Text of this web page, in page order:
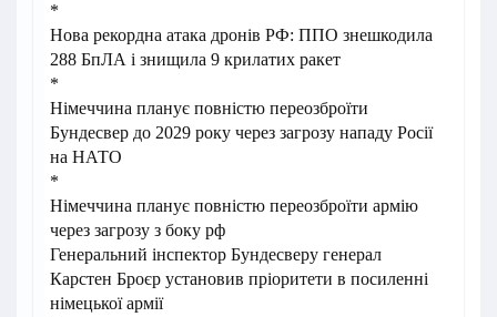
*
Нова рекордна атака дронів РФ: ППО знешкодила
288 БпЛА і знищила 9 крилатих ракет
*
Німеччина планує повністю переозброїти
Бундесвер до 2029 року через загрозу нападу Росії
на НАТО
*
Німеччина планує повністю переозброїти армію
через загрозу з боку рф
Генеральний інспектор Бундесверу генерал
Карстен Броєр установив пріоритети в посиленні
німецької армії